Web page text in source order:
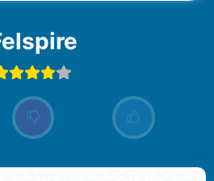
Felspire